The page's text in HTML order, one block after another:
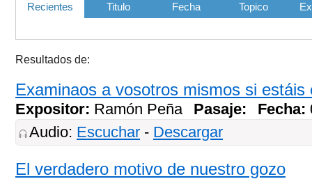
Recientes Titulo Fecha Topico
Resultados de:
Examinaos a vosotros mismos si estáis
Expositor: Ramón Peña Pasaje: Fecha:
Audio: Escuchar - Descargar
El verdadero motivo de nuestro gozo